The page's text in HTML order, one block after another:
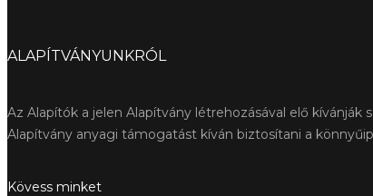
ALAPÍTVÁNYUNKRÓL
Az Alapítók a jelen Alapítvány létrehozásával elő
Alapítvány anyagi támogatást kíván biztosítani a
Kövess minket